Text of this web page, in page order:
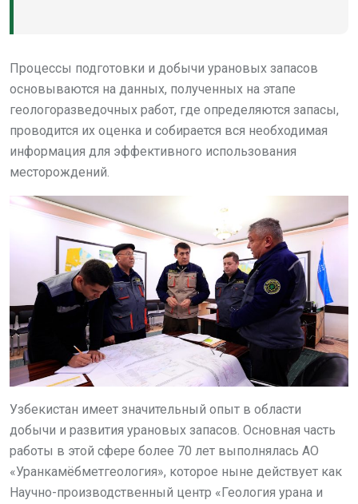
Процессы подготовки и добычи урановых запасов
основываются на данных, полученных на этапе
геологоразведочных работ, где определяются запасы,
проводится их оценка и собирается вся необходимая
информация для эффективного использования
месторождений.
Узбекистан имеет значительный опыт в области
добычи и развития урановых запасов. Основная часть
работы в этой сфере более 70 лет выполнялась АО
«Уранкамёбметгеология», которое ныне действует как
Научно-производственный центр «Геология урана и